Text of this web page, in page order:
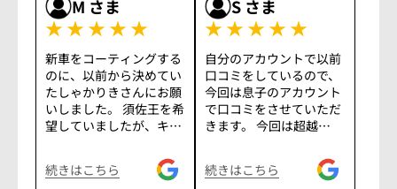
ィングをおすすめしても
らい、天照というコーテ
した。 めちゃくちゃ綺麗
にコーティングしていた
だき、大満足です。 技術
面はもちろんですが、お
客さんのことを第一に考
く伝わってくるので、素
晴らしいお店さんです！
たり、預ける際に傷の確
認も一緒に行ったので、
ました！ 経年車とは思え
ない程に綺麗に仕上げて
下さり、とても満足出来
る結果になりました！ コ
ーティング後のメンテナ
で、今後とも末永くよろ
しくお願いいたします！
M さま
★★★★★
新車をコーティングする
のに、以前から決めてい
たしゃかりきさんにお願
いしました。 須佐王を希
望していましたが、キャ
番やりたかったMETAに
変更しお願いしました。
続きはこちら
S さま
★★★★★
自分のアカウントで以前
口コミをしているので、
今回は息子のアカウント
で口コミをさせていただ
きます。 今回は超越
ヘッドライトプロテクシ
ョンフィルムの施工をし
続きはこちら